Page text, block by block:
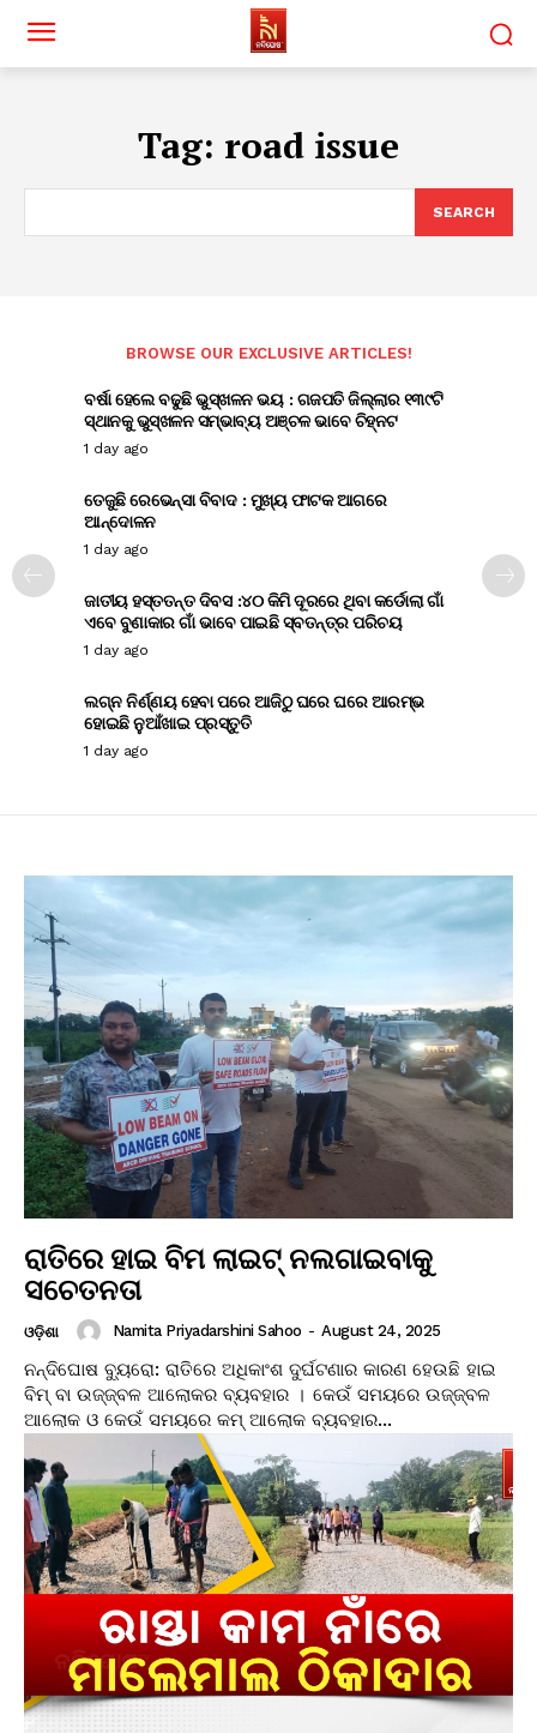
Tag: road issue
SEARCH
BROWSE OUR EXCLUSIVE ARTICLES!
ବର୍ଷା ହେଲେ ବଢୁଛି ଭୁସ୍ଖଳନ ଭୟ : ଗଜପତି ଜିଲ୍ଲାର ୧୩୯ଟି
ସ୍ଥାନକୁ ଭୁସ୍ଖଳନ ସମ୍ଭାବ୍ୟ ଅଞ୍ଚଳ ଭାବେ ଚିହ୍ନଟ
1 day ago
ତେଜୁଛି ରେଭେନ୍ସା ବିବାଦ : ମୁଖ୍ୟ ଫାଟକ ଆଗରେ
ଆନ୍ଦୋଳନ
1 day ago
ଜାତୀୟ ହସ୍ତତନ୍ତ ଦିବସ :୪୦ କିମି ଦୂରରେ ଥିବା କର୍ଡୋଲା ଗାଁ
ଏବେ ବୁଣାକାର ଗାଁ ଭାବେ ପାଇଛି ସ୍ବତନ୍ତ୍ର ପରିଚୟ
1 day ago
ଲଗ୍ନ ନିର୍ଣ୍ଣୟ ହେବା ପରେ ଆଜିଠୁ ଘରେ ଘରେ ଆରମ୍ଭ
ହୋଇଛି ନୁଆଁଖାଇ ପ୍ରସ୍ତୁତି
1 day ago
ରାତିରେ ହାଇ ବିମ ଲାଇଟ୍ ନଲଗାଇବାକୁ
ସଚେତନତା
ଓଡ଼ିଶା Namita Priyadarshini Sahoo - August 24, 2025
ନନ୍ଦିଘୋଷ ବ୍ୟୁରୋ: ରାତିରେ ଅଧିକାଂଶ ଦୁର୍ଘଟଣାର କାରଣ ହେଉଛି ହାଇ
ବିମ୍ ବା ଉଜ୍ଜ୍ବଳ ଆଲୋକର ବ୍ୟବହାର । କେଉଁ ସମୟରେ ଉଜ୍ଜ୍ବଳ
ଆଲୋକ ଓ କେଉଁ ସମୟରେ କମ୍ ଆଲୋକ ବ୍ୟବହାର...